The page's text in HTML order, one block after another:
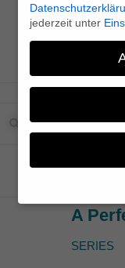
A
SERIES
jederzeit unter